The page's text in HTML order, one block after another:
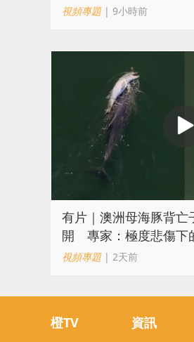
視頻專題| 9小時前
有片｜澳洲母海豚背亡
開 專家：極度悲傷下
視頻專題| 2天前
橙TV 資訊